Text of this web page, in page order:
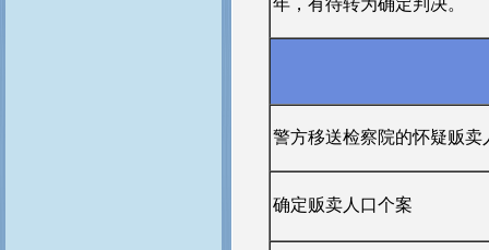
年，有待转为确定判决。
警方移送检察院的怀疑贩卖
确定贩卖人口个案